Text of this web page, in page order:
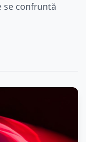
se confruntă